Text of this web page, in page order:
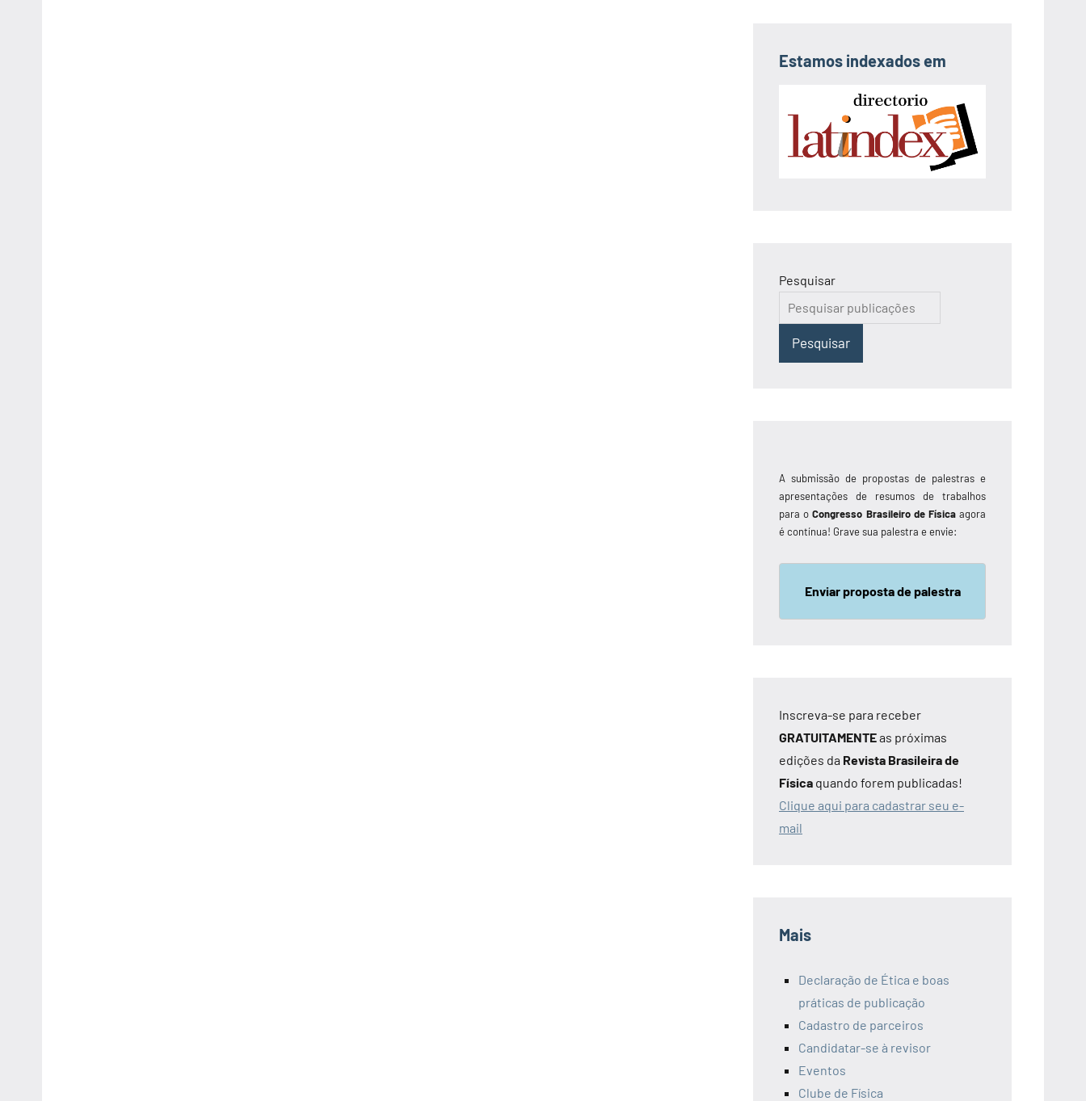
Estamos indexados em
Pesquisar
Pesquisar
A submissão de propostas de palestras e
apresentações de resumos de trabalhos
para oCongresso Brasileiro de Físicaagora
é contínua! Grave sua palestra e envie:
Enviar proposta de palestra
Inscreva-se para receber
GRATUITAMENTEas próximas
edições da Revista Brasileira de
Física quando forem publicadas!
Clique aqui para cadastrar seu e-
mail
Mais
Declaração de Ética e boas
práticas de publicação
Cadastro de parceiros
Candidatar-se à revisor
Eventos
Clube de Física